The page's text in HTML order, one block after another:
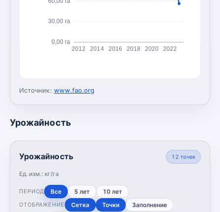
0,00 га
30,00 га
2012 2014 2016 2018 2020 2022
Источник: www.fao.org
Урожайность
Урожайность
Ед. изм.: кг/га
12 точек
ПЕРИОД Все 5 лет 10 лет
ОТОБРАЖЕНИЕ Сетка Точки Заполнение